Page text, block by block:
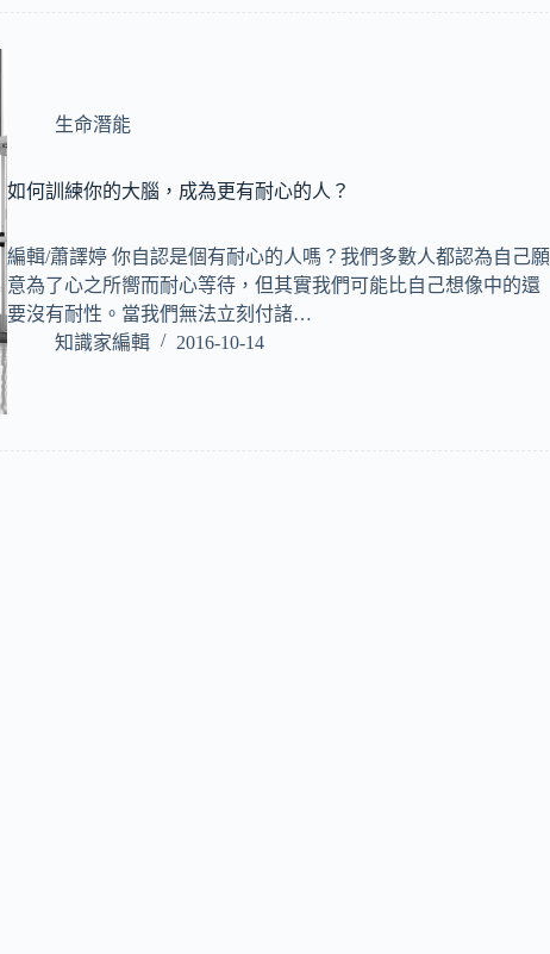
生命潛能
如何訓練你的大腦，成為更有耐心的人？
編輯/蕭譯婷 你自認是個有耐心的人嗎？我們多數人都認為自己願
意為了心之所嚮而耐心等待，但其實我們可能比自己想像中的還
要沒有耐性。當我們無法立刻付諸…
知識家編輯
2016-10-14